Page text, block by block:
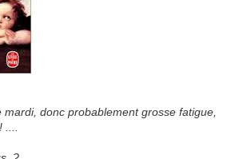
donc probablement grosse fatigue,
....